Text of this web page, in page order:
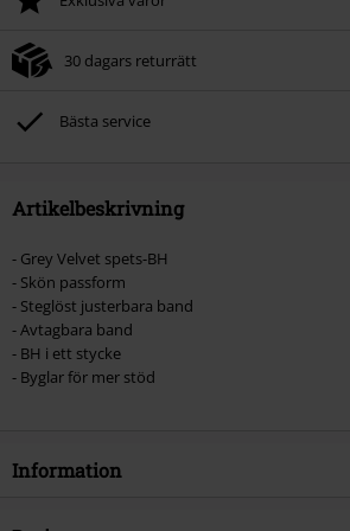
30 dagars returrätt
Bästa service
Artikelbeskrivning
- Grey Velvet spets-BH
- Skön passform
- Steglöst justerbara band
- Avtagbara band
- BH i ett stycke
- Byglar för mer stöd
Information